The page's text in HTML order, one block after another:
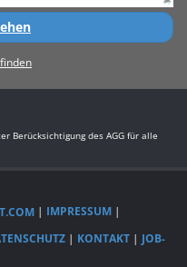
Berücksichtigung des AGG für alle
| IMPRESSUM |
| KONTAKT | JOB-